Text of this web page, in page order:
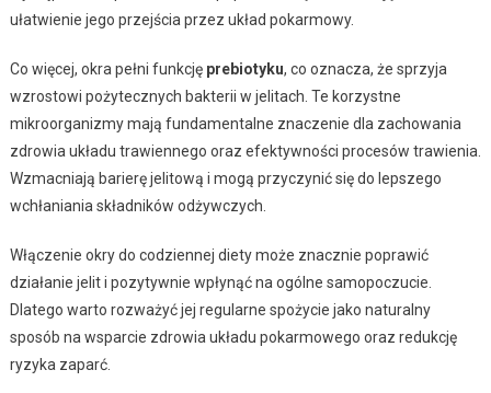
ułatwienie jego przejścia przez układ pokarmowy.
Co więcej, okra pełni funkcję prebiotyku, co oznacza, że sprzyja
wzrostowi pożytecznych bakterii w jelitach. Te korzystne
mikroorganizmy mają fundamentalne znaczenie dla zachowania
zdrowia układu trawiennego oraz efektywności procesów trawienia.
Wzmacniają barierę jelitową i mogą przyczynić się do lepszego
wchłaniania składników odżywczych.
Włączenie okry do codziennej diety może znacznie poprawić
działanie jelit i pozytywnie wpłynąć na ogólne samopoczucie.
Dlatego warto rozważyć jej regularne spożycie jako naturalny
sposób na wsparcie zdrowia układu pokarmowego oraz redukcję
ryzyka zaparć.